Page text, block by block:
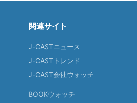
関連サイト
J-CASTニュース
J-CASTトレンド
J-CAST会社ウォッチ
BOOKウォッチ